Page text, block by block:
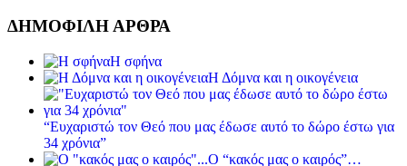
ΔΗΜΟΦΙΛΗ ΑΡΘΡΑ
Η σφήνα
Η Δόμνα και η οικογένεια
“Ευχαριστώ τον Θεό που μας έδωσε αυτό το δώρο έστω για
34 χρόνια”
Ο “κακός μας ο καιρός”…